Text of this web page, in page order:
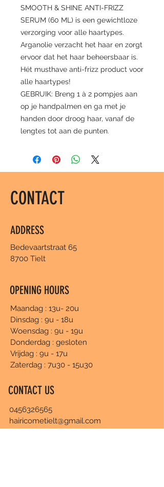
SMOOTH & SHINE ANTI-FRIZZ
SERUM (60 ML) is een gewichtloze
verzorging voor alle haartypes.
Arganolie verzacht het haar en zorgt
ervoor dat het haar beheersbaar is.
Hét musthave anti-frizz product voor
alle haartypes!
GEBRUIK: Breng 1 à 2 pompjes aan
op je handpalmen en ga met je
handen door droog haar, vanaf de
lengtes tot aan de punten.
CONTACT
ADDRESS
Bedevaartstraat 65
8700 Tielt
OPENING HOURS
Maandag : 13u- 20u
Dinsdag : 9u - 18u
Woensdag : 9u - 19u
Donderdag : gesloten
Vrijdag : 9u - 17u
Zaterdag : 7u30 - 15u30
CONTACT US
0456326565
hairicometielt@gmail.com